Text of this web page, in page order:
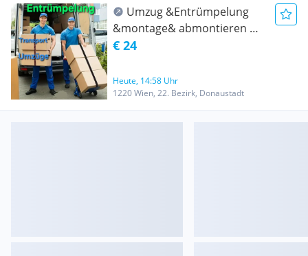
Umzug &Entrümpelung
&montage& abmontieren &
Transport Wien und ganz
€ 24
Heute, 14:58 Uhr
1220 Wien, 22. Bezirk, Donaustadt